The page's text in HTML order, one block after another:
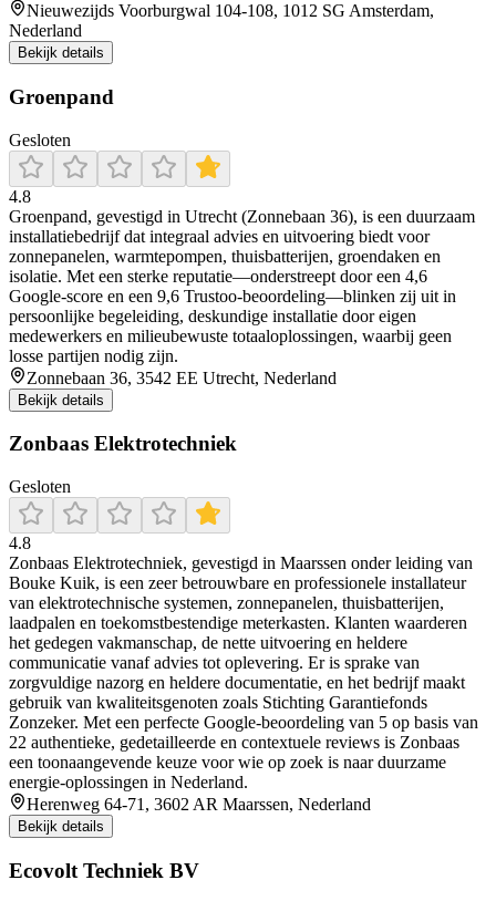
Nieuwezijds Voorburgwal 104-108, 1012 SG Amsterdam,
Nederland
Bekijk details
Groenpand
Gesloten
4.8
Groenpand, gevestigd in Utrecht (Zonnebaan 36), is een duurzaam
installatiebedrijf dat integraal advies en uitvoering biedt voor
zonnepanelen, warmtepompen, thuisbatterijen, groendaken en
isolatie. Met een sterke reputatie—onderstreept door een 4,6
Google-score en een 9,6 Trustoo-beoordeling—blinken zij uit in
persoonlijke begeleiding, deskundige installatie door eigen
medewerkers en milieubewuste totaaloplossingen, waarbij geen
losse partijen nodig zijn.
Zonnebaan 36, 3542 EE Utrecht, Nederland
Bekijk details
Zonbaas Elektrotechniek
Gesloten
4.8
Zonbaas Elektrotechniek, gevestigd in Maarssen onder leiding van
Bouke Kuik, is een zeer betrouwbare en professionele installateur
van elektrotechnische systemen, zonnepanelen, thuisbatterijen,
laadpalen en toekomstbestendige meterkasten. Klanten waarderen
het gedegen vakmanschap, de nette uitvoering en heldere
communicatie vanaf advies tot oplevering. Er is sprake van
zorgvuldige nazorg en heldere documentatie, en het bedrijf maakt
gebruik van kwaliteitsgenoten zoals Stichting Garantiefonds
Zonzeker. Met een perfecte Google-beoordeling van 5 op basis van
22 authentieke, gedetailleerde en contextuele reviews is Zonbaas
een toonaangevende keuze voor wie op zoek is naar duurzame
energie-oplossingen in Nederland.
Herenweg 64-71, 3602 AR Maarssen, Nederland
Bekijk details
Ecovolt Techniek BV